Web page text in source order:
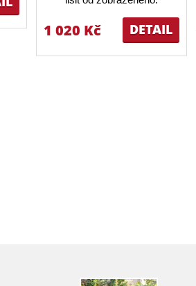
DETAIL
1 020 Kč